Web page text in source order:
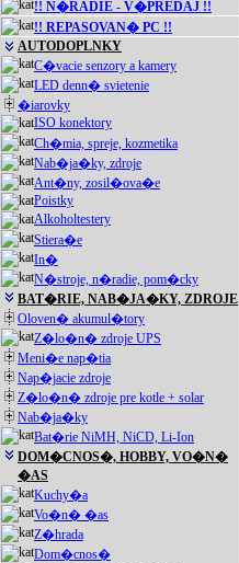
!! N�RADIE - V�PREDAJ !!
!! REPASOVAN� PC !!
AUTODOPLNKY
C�vacie senzory a kamery
LED denn� svietenie
�iarovky
ISO konektory
Ch�mia, spreje, kozmetika
Nab�ja�ky, zdroje
Ant�ny, zosil�ova�e
Poistky
Alkoholtestery
Stiera�e
In�
N�stroje, n�radie, pom�cky
BAT�RIE, NAB�JA�KY, ZDROJE
Oloven� akumul�tory
Z�lo�n� zdroje UPS
Meni�e nap�tia
Nap�jacie zdroje
Z�lo�n� zdroje pre kotle + solar
Nab�ja�ky
Bat�rie NiMH, NiCD, Li-Ion
DOM�CNOS�, HOBBY, VO�N�
�AS
Kuchy�a
Vo�n� �as
Z�hrada
Dom�cnos�